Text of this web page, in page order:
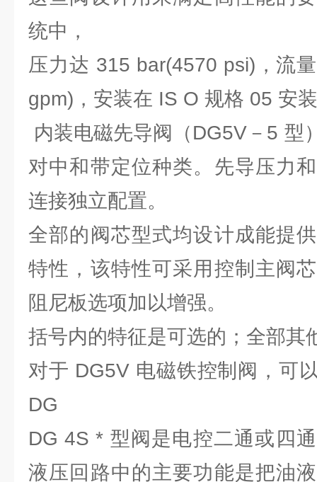
统中，
压力达 315 bar(4570 psi)，流
gpm)，安装在 IS O 规格 05 安
内装电磁先导阀（DG5V－5 型
对中和带定位种类。先导压力
连接独立配置。
全部的阀芯型式均设计成能提
特性，该特性可采用控制主阀
阻尼板选项加以增强。
括号内的特征是可选的；全部其
对于 DG5V 电磁铁控制阀，可
DG
DG 4S * 型阀是电控二通或四
液压回路中的主要功能是把油